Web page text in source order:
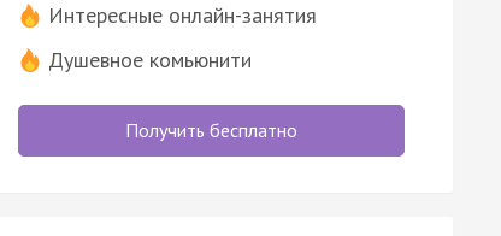
Интересные онлайн-занятия
Душевное комьюнити
Получить бесплатно